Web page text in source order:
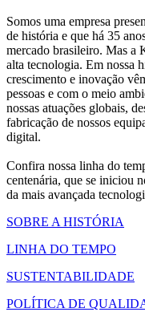
Somos uma empresa
de história e que há 35
mercado brasileiro. Mas a
alta tecnologia. Em nossa
crescimento e inovação
pessoas e com o meio
nossas atuações globais,
fabricação de nossos
digital.
Confira nossa linha do
centenária, que se iniciou
da mais avançada
SOBRE A HISTÓRIA
LINHA DO TEMPO
SUSTENTABILIDADE
POLÍTICA DE